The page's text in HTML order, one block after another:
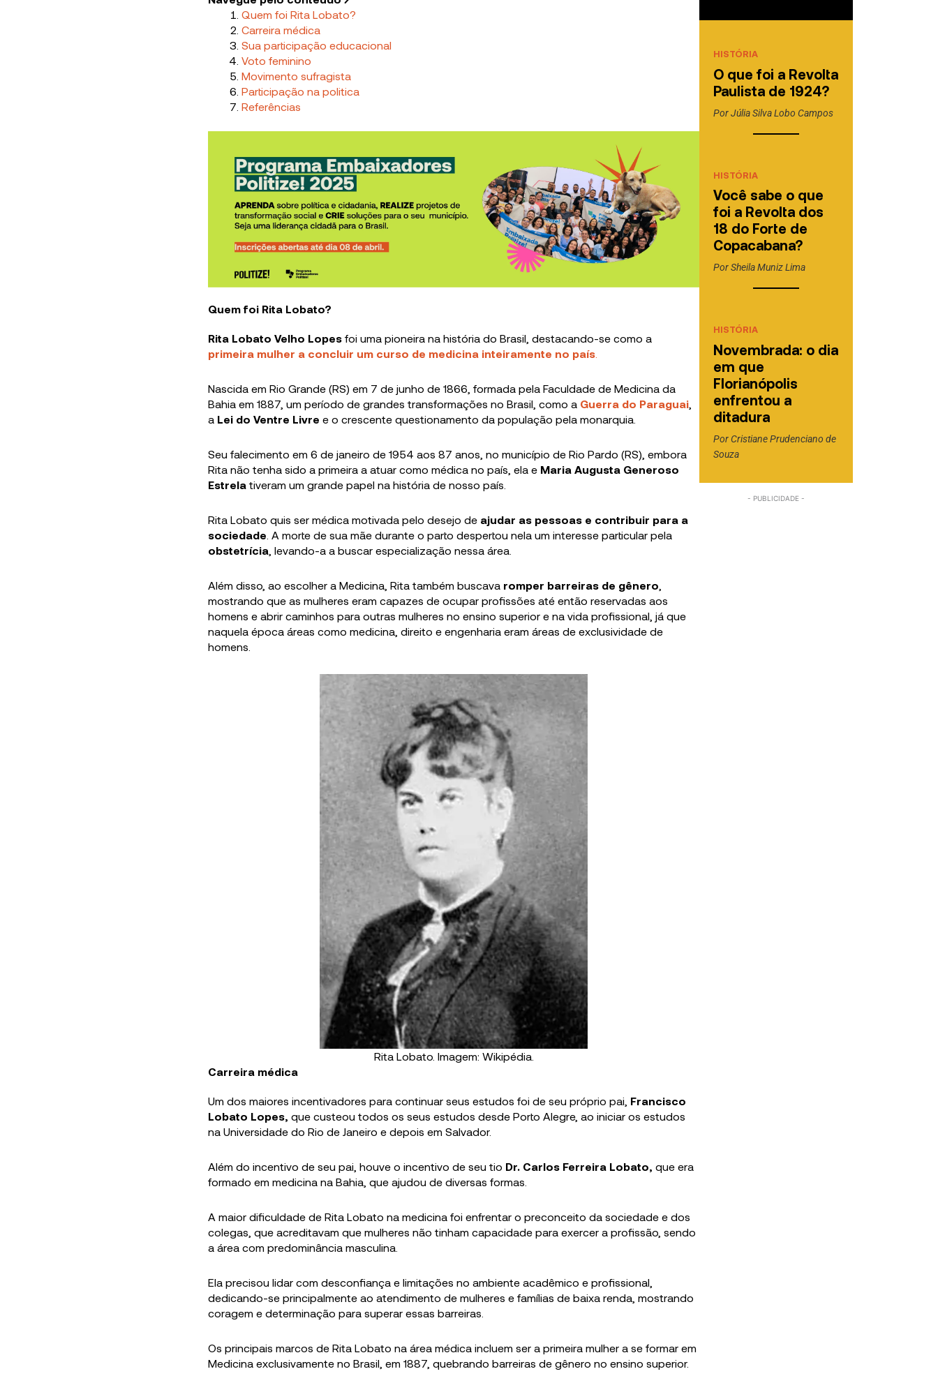
Quem foi Rita Lobato?
Carreira médica
Sua participação educacional
Voto feminino
Movimento sufragista
Participação na politica
Referências
Quem foi Rita Lobato?
Rita Lobato Velho Lopes foi uma pioneira na história do Brasil, destacando-se como a
primeira mulher a concluir um curso de medicina inteiramente no país
Nascida em Rio Grande (RS) em 7 de junho de 1866, formada pela Faculdade de Medicina da
Bahia em 1887, um período de grandes transformações no Brasil, como a Guerra do Paraguai
a Lei do Ventre Livre e o crescente questionamento da população pela monarquia.
Seu falecimento em 6 de janeiro de 1954 aos 87 anos, no município de Rio Pardo (RS), embora
Rita não tenha sido a primeira a atuar como médica no país, ela e Maria Augusta Generoso
Estrela tiveram um grande papel na história de nosso país.
Rita Lobato quis ser médica motivada pelo desejo de ajudar as pessoas e contribuir para a
sociedade . A morte de sua mãe durante o parto despertou nela um interesse particular pela
obstetrícia , levando-a a buscar especialização nessa área.
Além disso, ao escolher a Medicina, Rita também buscava romper barreiras de gênero
mostrando que as mulheres eram capazes de ocupar profissões até então reservadas aos
homens e abrir caminhos para outras mulheres no ensino superior e na vida profissional, já que
naquela época áreas como medicina, direito e engenharia eram áreas de exclusividade de
homens.
Rita Lobato. Imagem: Wikipédia.
Carreira médica
Um dos maiores incentivadores para continuar seus estudos foi de seu próprio pai, Francisco
Lobato Lopes, que custeou todos os seus estudos desde Porto Alegre, ao iniciar os estudos
na Universidade do Rio de Janeiro e depois em Salvador.
Além do incentivo de seu pai, houve o incentivo de seu tio Dr. Carlos Ferreira Lobato, que era
formado em medicina na Bahia, que ajudou de diversas formas.
A maior dificuldade de Rita Lobato na medicina foi enfrentar o preconceito da sociedade e dos
colegas, que acreditavam que mulheres não tinham capacidade para exercer a profissão, sendo
a área com predominância masculina.
Ela precisou lidar com desconfiança e limitações no ambiente acadêmico e profissional,
dedicando-se principalmente ao atendimento de mulheres e famílias de baixa renda, mostrando
coragem e determinação para superar essas barreiras.
Os principais marcos de Rita Lobato na área médica incluem ser a primeira mulher a se formar em
Medicina exclusivamente no Brasil, em 1887, quebrando barreiras de gênero no ensino superior.
HISTÓRIA
O que foi a Revolta
Paulista de 1924?
PorJúlia Silva Lobo Campos
HISTÓRIA
Você sabe o que
foi a Revolta dos
18 do Forte de
Copacabana?
PorSheila Muniz Lima
HISTÓRIA
Novembrada: o dia
em que
Florianópolis
enfrentou a
ditadura
PorCristiane Prudenciano de
Souza